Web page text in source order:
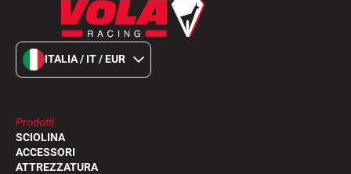
ITALIA / IT / EUR
Prodotti
SCIOLINA
ACCESSORI
ATTREZZATURA